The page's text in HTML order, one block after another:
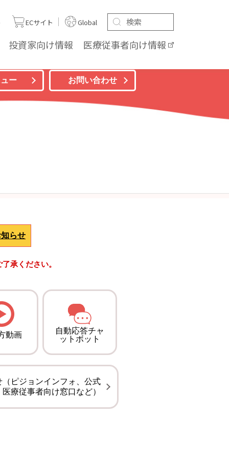
投資家向け情報 医療従事者向け情報
ECサイト Global
ー お問い合わせ
らせ
承ください。
動画
自動応答チャ
ットボット
ピジョンインフォ、公式
療従事者向け窓口など）